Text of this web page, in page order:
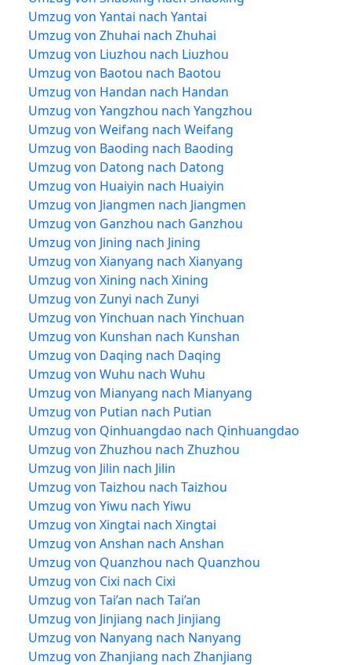
Umzug von Yantai nach Yantai
Umzug von Zhuhai nach Zhuhai
Umzug von Liuzhou nach Liuzhou
Umzug von Baotou nach Baotou
Umzug von Handan nach Handan
Umzug von Yangzhou nach Yangzhou
Umzug von Weifang nach Weifang
Umzug von Baoding nach Baoding
Umzug von Datong nach Datong
Umzug von Huaiyin nach Huaiyin
Umzug von Jiangmen nach Jiangmen
Umzug von Ganzhou nach Ganzhou
Umzug von Jining nach Jining
Umzug von Xianyang nach Xianyang
Umzug von Xining nach Xining
Umzug von Zunyi nach Zunyi
Umzug von Yinchuan nach Yinchuan
Umzug von Kunshan nach Kunshan
Umzug von Daqing nach Daqing
Umzug von Wuhu nach Wuhu
Umzug von Mianyang nach Mianyang
Umzug von Putian nach Putian
Umzug von Qinhuangdao nach Qinhuangdao
Umzug von Zhuzhou nach Zhuzhou
Umzug von Jilin nach Jilin
Umzug von Taizhou nach Taizhou
Umzug von Yiwu nach Yiwu
Umzug von Xingtai nach Xingtai
Umzug von Anshan nach Anshan
Umzug von Quanzhou nach Quanzhou
Umzug von Cixi nach Cixi
Umzug von Tai’an nach Tai’an
Umzug von Jinjiang nach Jinjiang
Umzug von Nanyang nach Nanyang
Umzug von Zhanjiang nach Zhanjiang